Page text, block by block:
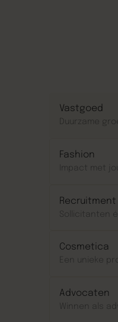
Vastgoed
Duurzame
Fashion
Impact met
Recruitment
Sollicitanten
Cosmetica
Een unieke
Advocaten
Winnen als